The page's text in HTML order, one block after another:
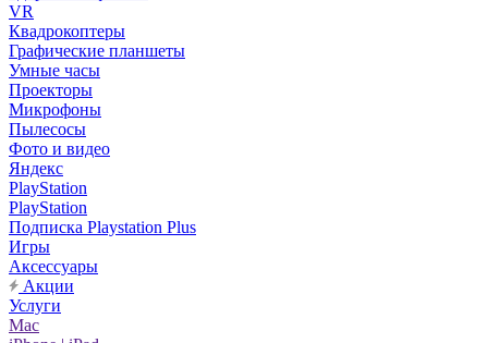
VR
Квадрокоптеры
Графические планшеты
Умные часы
Проекторы
Микрофоны
Пылесосы
Фото и видео
Яндекс
PlayStation
PlayStation
Подписка Playstation Plus
Игры
Аксессуары
Акции
Услуги
Mac